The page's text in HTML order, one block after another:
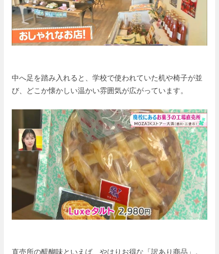
中へ足を踏み入れると、学校で使われていた机や椅子が並
び、どこか懐かしい温かい雰囲気が広がっています。
直売所の醍醐味といえば、やはりお得な「訳あり商品」。